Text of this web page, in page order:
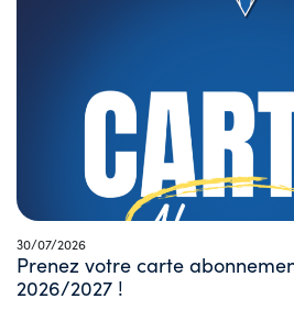
30/07/2026
Prenez votre carte
2026/2027 !